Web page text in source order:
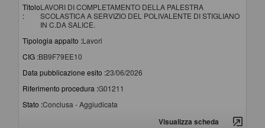
Titolo
:
LAVORI DI COMPLETAMENTO DELLA PALESTRA
SCOLASTICA A SERVIZIO DEL POLIVALENTE DI STIGLIANO
IN C.DA SALICE.
Tipologia appalto :Lavori
CIG :BB9F79EE10
Data pubblicazione esito :23/06/2026
Riferimento procedura :G01211
Stato :Conclusa - Aggiudicata
Visualizza scheda